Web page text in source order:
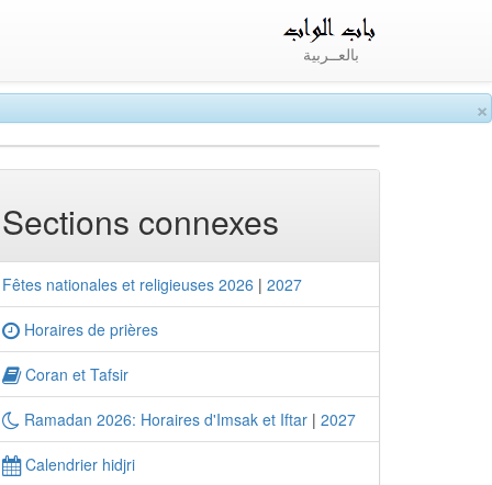
×
بالعــربية
Sections connexes
Fêtes nationales et religieuses 2026 | 2027
Horaires de prières
Coran et Tafsir
Ramadan 2026: Horaires d'Imsak et Iftar | 2027
Calendrier hidjri